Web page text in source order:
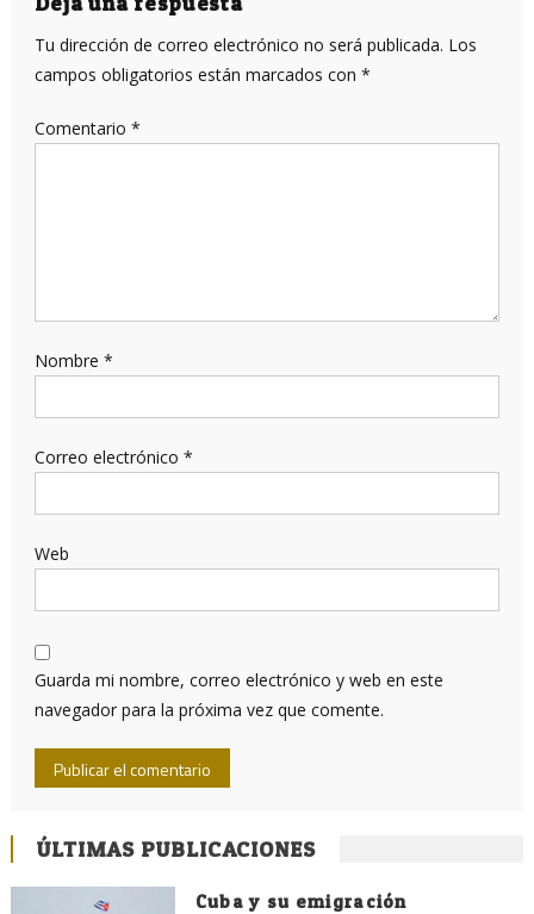
Tu dirección de correo electrónico no será publicada. Los
campos obligatorios están marcados con *
Comentario *
Nombre *
Correo electrónico *
Web
Guarda mi nombre, correo electrónico y web en este
navegador para la próxima vez que comente.
ÚLTIMAS PUBLICACIONES
Cuba y su emigración